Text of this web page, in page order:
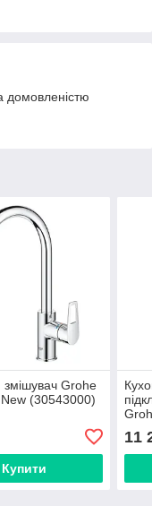
домовленістю
змішувач Grohe
(30543000)
Купити
11